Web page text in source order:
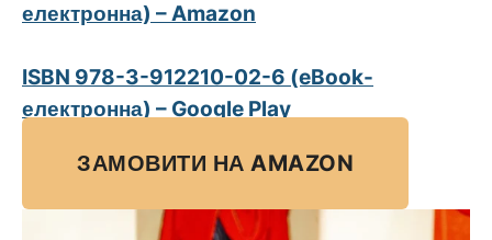
електронна) – Amazon
ISBN 978-3-912210-02-6 (eBook-
електронна) – Google Play
ЗАМОВИТИ НА AMAZON